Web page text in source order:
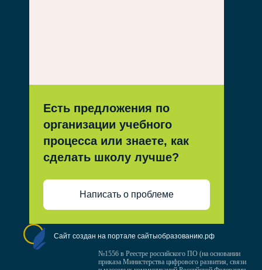
Есть предложения по
организации учебного
процесса или знаете, как
сделать школу лучше?
Написать о проблеме
Сайт создан на портале сайтыобразованию.рф
№1556 в Реестре российского ПО (на основании
приказа Министерства цифрового развития, связи